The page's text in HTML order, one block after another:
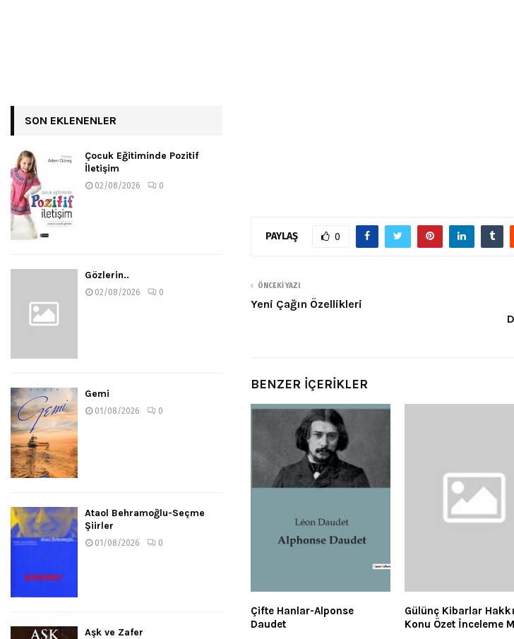
PAYLAŞ 0
ÖNCEKI YAZI
Yeni Çağın Özellikleri
BENZER İÇERİKLER
Çifte Hanlar-Alponse
Daudet
Gülünç Kibarlar
Konu Özet İnceleme
SON EKLENENLER
Çocuk Eğitiminde Pozitif
İletişim
02/08/2026 0
Gözlerin..
02/08/2026 0
Gemi
01/08/2026 0
Ataol Behramoğlu-Seçme
Şiirler
01/08/2026 0
Aşk ve Zafer